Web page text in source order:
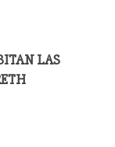
LAS